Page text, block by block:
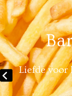
Liefde voor